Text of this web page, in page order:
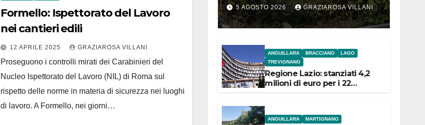
Formello: Ispettorato del Lavoro
nei cantieri edili
12 APRILE 2025 GRAZIAROSA VILLANI
Proseguono i controlli mirati dei Carabinieri del
Nucleo Ispettorato del Lavoro (NIL) di Roma sul
rispetto delle norme in materia di sicurezza nei luoghi
di lavoro. A Formello, nei giorni…
5 AGOSTO 2026 GRAZIAROSA VILLANI
ANGUILLARA BRACCIANO
LAGO
TREVIGNANO
Regione Lazio: stanziati 4,2
milioni di euro per i 22
ANGUILLARA MARTIGNANO